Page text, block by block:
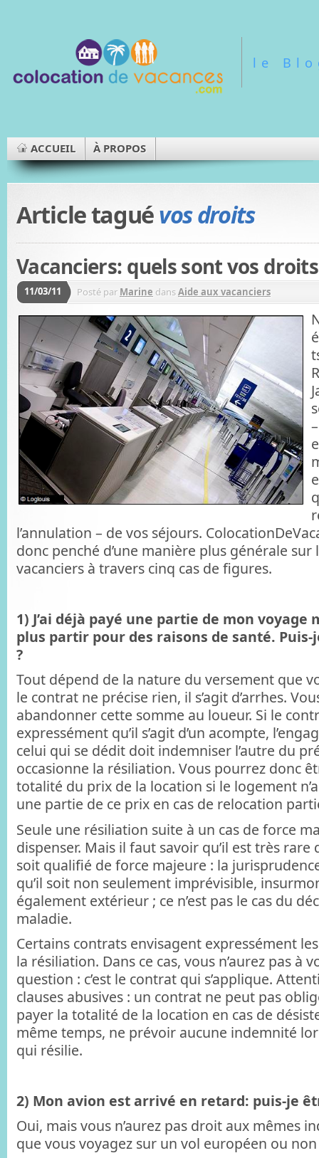
le
ACCUEIL À PROPOS
Article taguévos droits
Vacanciers: quels sont vos
11/03/11 Posté par Marine dansAide aux vacanciers
l’annulation – de vos séjours.
donc penché d’une manière plus générale sur
vacanciers à travers cinq cas de figures.
1) J’ai déjà payé une partie de mon voyage
plus partir pour des raisons de santé.
?
Tout dépend de la nature du versement que
le contrat ne précise rien, il s’agit d’arrhes.
abandonner cette somme au loueur. Si le
expressément qu’il s’agit d’un acompte,
celui qui se dédit doit indemniser l’autre du
occasionne la résiliation. Vous pourrez donc
totalité du prix de la location si le logement
une partie de ce prix en cas de relocation
Seule une résiliation suite à un cas de force
dispenser. Mais il faut savoir qu’il est très rare
soit qualifié de force majeure : la
qu’il soit non seulement imprévisible,
également extérieur ; ce n’est pas le cas du
maladie.
Certains contrats envisagent expressément
la résiliation. Dans ce cas, vous n’aurez pas à
question : c’est le contrat qui s’applique.
clauses abusives : un contrat ne peut pas
payer la totalité de la location en cas de
même temps, ne prévoir aucune indemnité
qui résilie.
2) Mon avion est arrivé en retard: puis-je
Oui, mais vous n’aurez pas droit aux mêmes
que vous voyagez sur un vol européen ou